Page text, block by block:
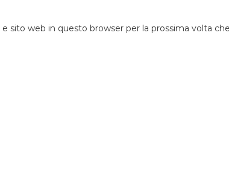
sito web in questo browser per la prossima volta